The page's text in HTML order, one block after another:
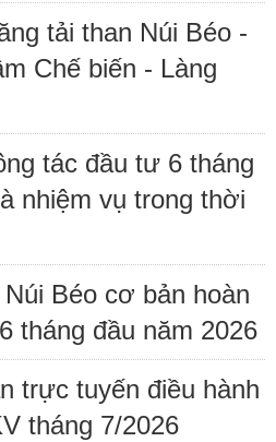
tải than Núi Béo -
Chế biến - Làng
tác đầu tư 6 tháng
nhiệm vụ trong thời
Béo cơ bản hoàn
tháng đầu năm 2026
trực tuyến điều hành
tháng 7/2026